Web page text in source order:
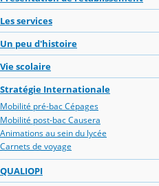
Les services
Un peu d'histoire
Vie scolaire
Stratégie Internationale
Mobilité pré-bac Cépages
Mobilité post-bac Causera
Animations au sein du lycée
Carnets de voyage
QUALIOPI